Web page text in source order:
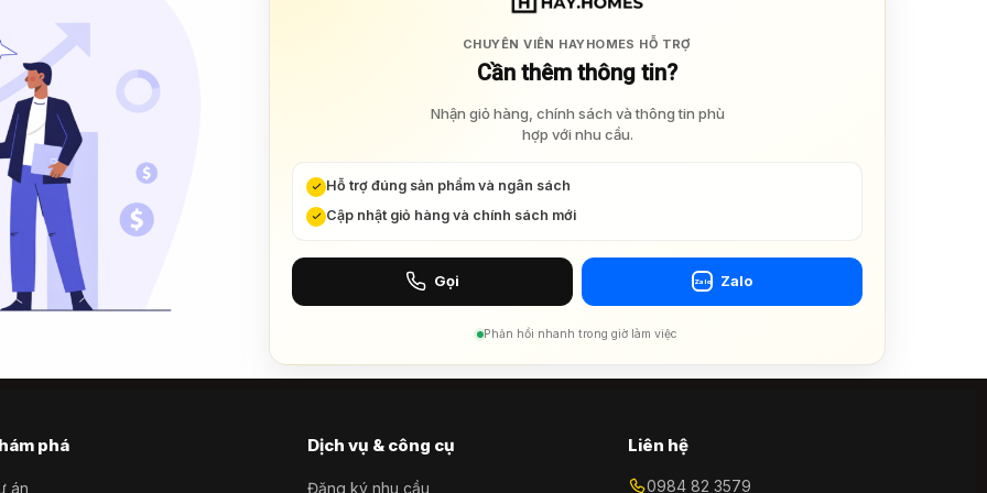
CHUYÊN VIÊN HAYHOMES HỖ TRỢ
Cần thêm thông tin?
Nhận giỏ hàng, chính sách và thông tin phù
hợp với nhu cầu.
Hỗ trợ đúng sản phẩm và ngân sách
Cập nhật giỏ hàng và chính sách mới
Gọi Zalo Zalo
Phản hồi nhanh trong giờ làm việc
phá
án
Dịch vụ & công cụ
Đăng ký nhu cầu
Liên hệ
0984 82 3579